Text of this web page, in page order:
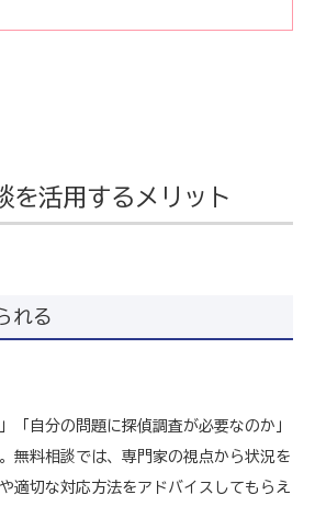
を活用するメリット
れる
「自分の問題に探偵調査が必要なのか」
無料相談では、専門家の視点から状況を
適切な対応方法をアドバイスしてもらえ